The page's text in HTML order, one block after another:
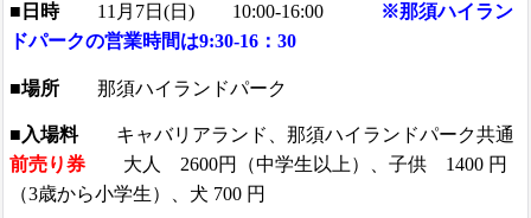
■日時11月7日(日) 10:00-16:00
※那須ハイラン
ドパークの営業時間は9:30-16：30
■場所 那須ハイランドパーク
■入場料キャバリアランド、那須ハイランドパーク共通
前売り券 大人 2600円（中学生以上）、子供 1400 円
（3歳から小学生）、犬 700 円